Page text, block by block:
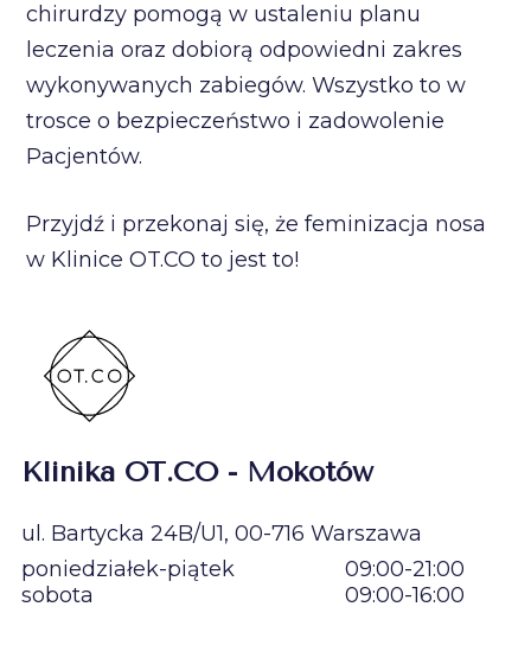
chirurdzy pomogą w ustaleniu planu
leczenia oraz dobiorą odpowiedni zakres
wykonywanych zabiegów. Wszystko to w
trosce o bezpieczeństwo i zadowolenie
Pacjentów.
Przyjdź i przekonaj się, że feminizacja nosa
w Klinice OT.CO to jest to!
Klinika OT.CO - Mokotów
ul. Bartycka 24B/U1, 00-716 Warszawa
poniedziałek-piątek
09:00-21:00
sobota
09:00-16:00